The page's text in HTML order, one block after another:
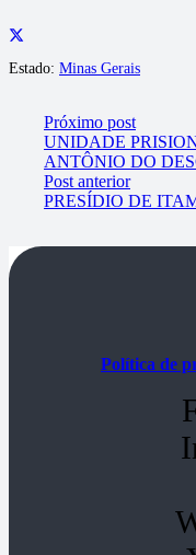
Estado: Minas Gerais
Próximo post
UNIDADE
ANTÔNIO DO
Post anterior
PRESÍDIO DE
Política de